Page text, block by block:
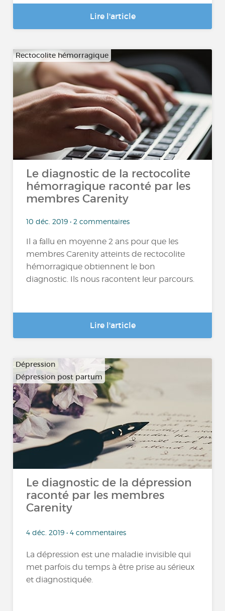
Lire l'article
Rectocolite hémorragique
Le diagnostic de la rectocolite
hémorragique raconté par les
membres Carenity
10 déc. 2019 • 2 commentaires
Il a fallu en moyenne 2 ans pour que les
membres Carenity atteints de rectocolite
hémorragique obtiennent le bon
diagnostic. Ils nous racontent leur parcours.
Lire l'article
Dépression
Dépression post partum
Le diagnostic de la dépression
raconté par les membres
Carenity
4 déc. 2019 • 4 commentaires
La dépression est une maladie invisible qui
met parfois du temps à être prise au sérieux
et diagnostiquée.